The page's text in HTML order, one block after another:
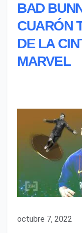
BAD
CUARÓN
DE LA
MARVEL
octubre 7, 2022